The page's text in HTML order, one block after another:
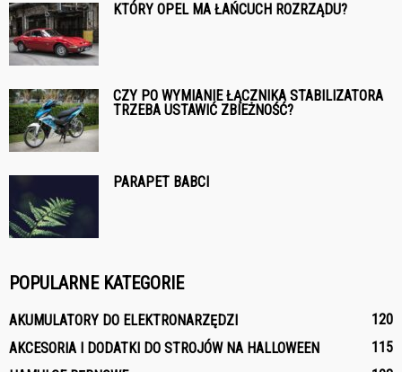
KTÓRY OPEL MA ŁAŃCUCH ROZRZĄDU?
CZY PO WYMIANIE ŁĄCZNIKA STABILIZATORA
TRZEBA USTAWIĆ ZBIEŻNOŚĆ?
PARAPET BABCI
POPULARNE KATEGORIE
AKUMULATORY DO ELEKTRONARZĘDZI
120
AKCESORIA I DODATKI DO STROJÓW NA HALLOWEEN
115